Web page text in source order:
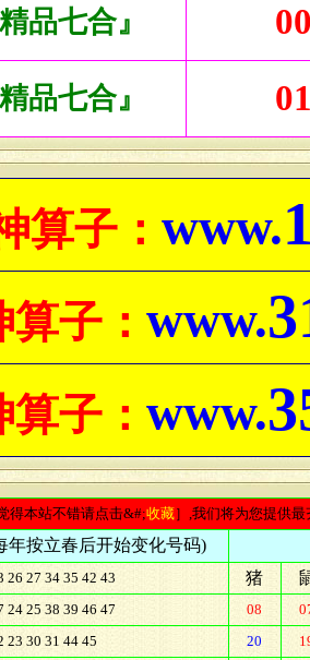
精品七合』
精品七合』
算子： www.
算子： www.
算子： www.
得本站不错请点击&#;收藏］,我们将为您提供
年按立春后开始变化号码)
26 27 34 35 42 43 猪
24 25 38 39 46 47 08
23 30 31 44 45 20